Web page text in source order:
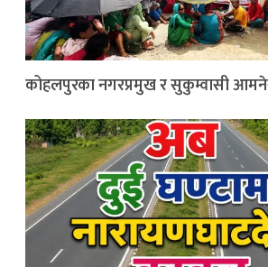
कोहलपुरका नगरप्रमुख र सुकुम्वासी